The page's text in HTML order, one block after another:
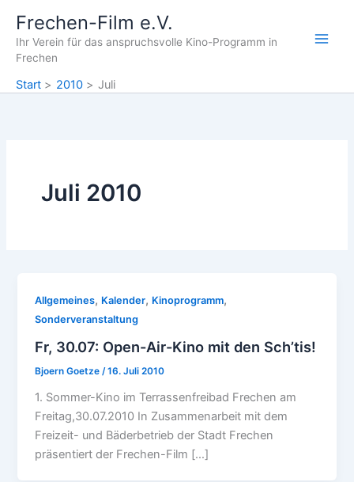
Inhalt
springen
Frechen-Film e.V.
Ihr Verein für das anspruchsvolle Kino-Programm in
Frechen
Start 2010 Juli
Juli 2010
Allgemeines, Kalender, Kinoprogramm,
Sonderveranstaltung
Fr, 30.07: Open-Air-Kino mit den Sch’tis!
Bjoern Goetze /16. Juli 2010
1. Sommer-Kino im Terrassenfreibad Frechen am
Freitag,30.07.2010 In Zusammenarbeit mit dem
Freizeit- und Bäderbetrieb der Stadt Frechen
präsentiert der Frechen-Film […]